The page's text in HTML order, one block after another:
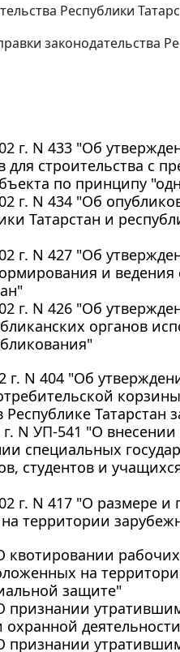
Республики
законодательства
г. N 433 "Об
для строительства с
по принципу
г. N 434 "Об
Татарстан и
г. N 427 "Об
и
г. N 426 "Об
органов
г. N 404 "Об
Татарстан
N УП-541 "О
специальных
студентов и
г. N 417 "О размере
территории
квотировании
на
защите"
признании
охранной
признании